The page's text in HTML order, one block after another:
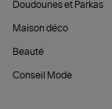
Doudounes et Parkas
Maison déco
Beauté
Conseil Mode